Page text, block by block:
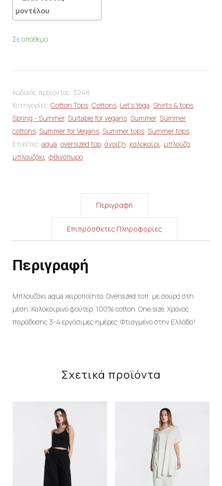
μοντέλου
Σε απόθεμα
Κωδικός προϊόντος: 3248
Κατηγορίες: Cotton Tops, Cottons, Let's Yoga, Shirts & tops,
Spring - Summer, Suitable for vegans, Summer, Summer
cottons, Summer for Vegans, Summer tops, Summer tops
Ετικέτες: aqua, oversized top, άνοιξη, καλοκαίρι, μπλούζα,
μπλουζάκι, φθινόπωρο
Περιγραφή
Επιπρόσθετες Πληροφορίες
Περιγραφή
Μπλουζάκι aqua χειροποίητο. Oversized τοπ, με σούρα στη
μέση. Καλοκαιρινό φούτερ. 100% cotton. One size. Χρόνος
παράδοσης 3-4 εργάσιμες ημέρες. Φτιαγμένo στην Ελλάδα!
Σχετικά προϊόντα